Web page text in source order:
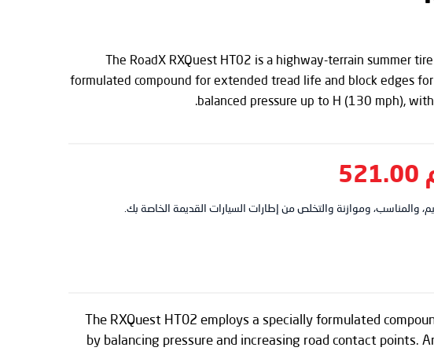
The RoadX RXQuest HT02 is a highway-terrain summer
formulated compound for extended tread life and block edges
balanced pressure up to H (130 mph),
والمناسب، وموازنة والتخلص من إطارات السيارات القديمة الخاصة بك.
The RXQuest HT02 employs a specially formulated
by balancing pressure and increasing road contact points.